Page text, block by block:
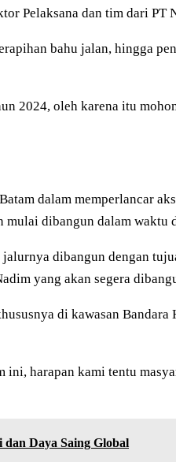
Pelaksana dan tim dari PT
bahu jalan, hingga
2024, oleh karena itu
dalam memperlancar
mulai dibangun dalam waktu
dibangun dengan
yang akan segera
di kawasan
harapan kami tentu
Daya Saing Global